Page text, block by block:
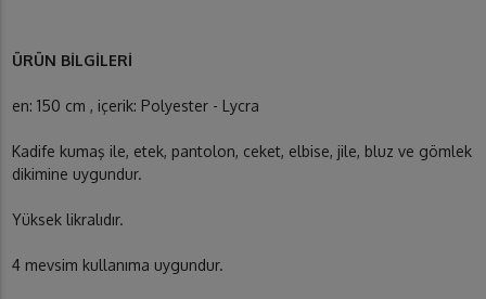
ÜRÜN BİLGİLERİ
en: 150 cm , içerik: Polyester - Lycra
Kadife kumaş ile, etek, pantolon, ceket, elbise, jile, bluz ve gömlek
dikimine uygundur.
Yüksek likralıdır.
4 mevsim kullanıma uygundur.